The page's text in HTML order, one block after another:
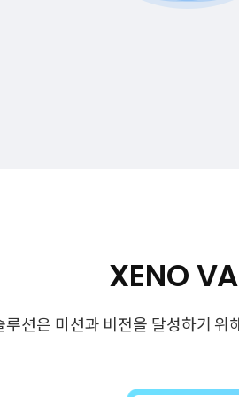
XENO
루션은 미션과 비전을 달성하기 위